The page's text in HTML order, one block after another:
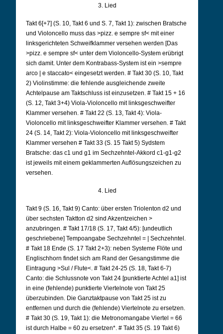
3. Lied
Takt 6[+7] (S. 10, Takt 6 und S. 7, Takt 1): zwischen Bratsche
und Violoncello muss das >pizz. e sempre sf< mit einer
linksgerichteten Schweifklammer versehen werden [Das
>pizz. e sempre sf< unter dem Violoncello-System erübrigt
sich damit. Unter dem Kontrabass-System ist ein >sempre
arco | e staccato< eingesetzt werden. # Takt 30 (S. 10, Takt
2) Violinstimme: die fehlende ausgleichende zweite
Achtelpause am Taktschluss ist einzusetzen. # Takt 15 + 16
(S. 12, Takt 3+4) Viola-Violoncello mit linksgeschweifter
Klammer versehen. # Takt 22 (S. 13, Takt 4): Viola-
Violoncello mit linksgeschweifter Klammer versehen. # Takt
24 (S. 14, Takt 2): Viola-Violoncello mit linksgeschweifter
Klammer versehen # Takt 33 (S. 15 Takt 5) Sydstem
Bratsche: das c1 und g1 im Sechzehntel-Akkord c1-g1-g2
ist jeweils mit einem geklammerten Auflösungszeichen zu
versehen.
4. Lied
Takt 9 (S. 16, Takt 9) Canto: über ersten Triolenton d2 und
über sechsten Taktton d2 sind Akzentzeichen >
anzubringen. # Takt 17/18 (S. 17, Takt 4/5): [undeutlich
geschriebene] Tempoangabe Sechzehntel =
Sechzehntel.
# Takt 18 Ende (S. 17 Takt 2+3): neben Systeme Flöte und
Englischhorn findet sich am Rand der Gesangstimme die
Eintragung >Sul / Flute<. # Takt 24-25 (S. 18, Takt 6-7)
Canto: die Schlussnote von Takt 24 [punktierte Achtel a1] ist
in eine (fehlende) punktierte Viertelnote von Takt 25
überzubinden. Die Ganztaktpause von Takt 25 ist zu
entfernen und durch die (fehlende) Viertelnote zu ersetzen.
# Takt 30 (S. 19, Takt 1): die Metronomangabe Viertel = 66
ist durch Halbe = 60 zu ersetzen*. # Takt 35 (S. 19 Takt 6)